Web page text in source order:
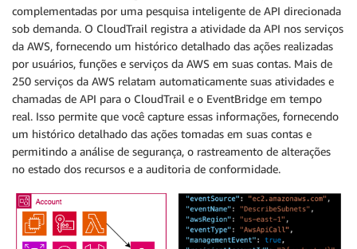
complementadas por uma pesquisa inteligente de API direcionada
sob demanda. O CloudTrail registra a atividade da API nos serviços
da AWS, fornecendo um histórico detalhado das ações realizadas
por usuários, funções e serviços da AWS em suas contas. Mais de
250 serviços da AWS relatam automaticamente suas atividades e
chamadas de API para o CloudTrail e o EventBridge em tempo
real. Isso permite que você capture essas informações, fornecendo
um histórico detalhado das ações tomadas em suas contas e
permitindo a análise de segurança, o rastreamento de alterações
no estado dos recursos e a auditoria de conformidade.